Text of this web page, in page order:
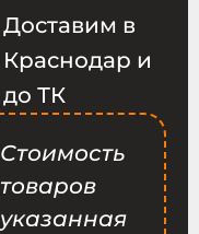
Доставим в
Краснодар и
до ТК
Стоимость
товаров
указанная